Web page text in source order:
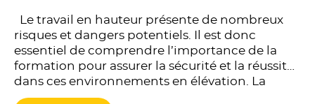
Le travail en hauteur présente de nombreux
risques et dangers potentiels. Il est donc
essentiel de comprendre l’importance de la
formation pour assurer la sécurité et la réussite
dans ces environnements en élévation. La
chute constitue un risque significatif dans le